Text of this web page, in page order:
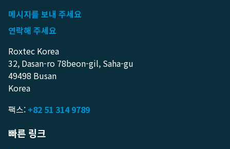
메시지를 보내 주세요
연락해 주세요
Roxtec Korea
32, Dasan-ro 78beon-gil, Saha-gu
49498 Busan
Korea
팩스: +82 51 314 9789
빠른 링크